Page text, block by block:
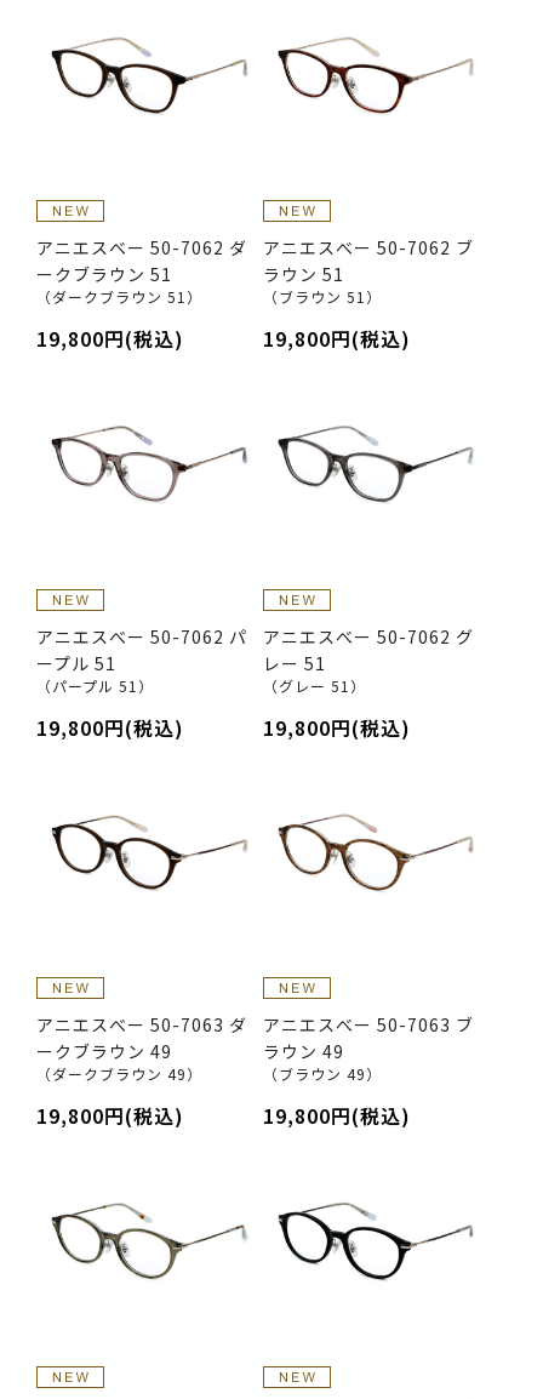
アニエスべー 50-7062 ダ
ークブラウン 51
（ダークブラウン 51）
19,800円(税込)
アニエスべー 50-7062 ブ
ラウン 51
（ブラウン 51）
19,800円(税込)
アニエスべー 50-7062 パ
ープル 51
（パープル 51）
19,800円(税込)
アニエスべー 50-7062 グ
レー 51
（グレー 51）
19,800円(税込)
アニエスべー 50-7063 ダ
ークブラウン 49
（ダークブラウン 49）
19,800円(税込)
アニエスべー 50-7063 ブ
ラウン 49
（ブラウン 49）
19,800円(税込)